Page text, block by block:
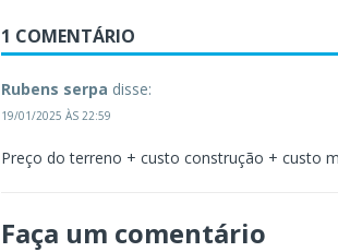
1 COMENTÁRIO
Rubens serpa disse:
19/01/2025 ÀS 22:59
Preço do terreno + custo construção + custo
Faça um comentário